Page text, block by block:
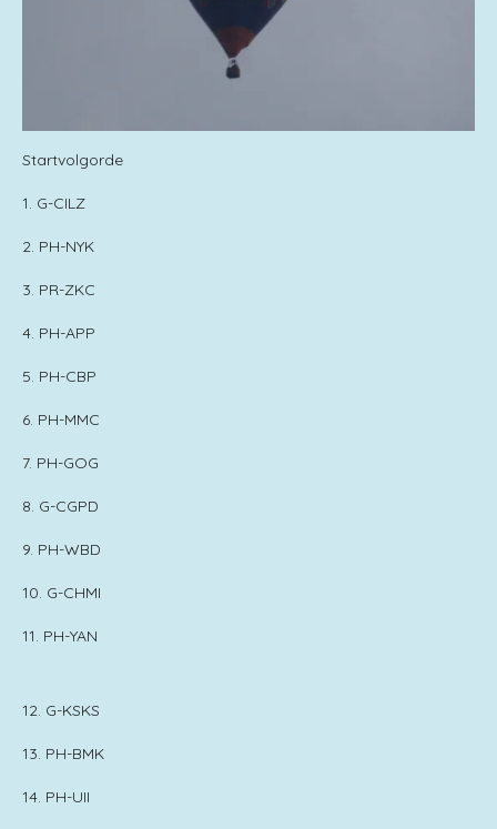
Startvolgorde
1. G-CILZ
2. PH-NYK
3. PR-ZKC
4. PH-APP
5. PH-CBP
6. PH-MMC
7. PH-GOG
8. G-CGPD
9. PH-WBD
10. G-CHMI
11. PH-YAN
12. G-KSKS
13. PH-BMK
14. PH-UII